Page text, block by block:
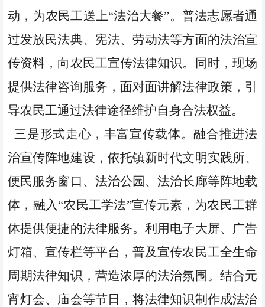
动，为农民工送上“法治大餐”。普法志愿者通
过发放民法典、宪法、劳动法等方面的法治宣
传资料，向农民工宣传法律知识。同时，现场
提供法律咨询服务，面对面讲解法律政策，引
导农民工通过法律途径维护自身合法权益。
三是形式走心，丰富宣传载体。融合推进法
治宣传阵地建设，依托镇新时代文明实践所、
便民服务窗口、法治公园、法治长廊等阵地载
体，融入“农民工学法”宣传元素，为农民工群
体提供便捷的法律服务。利用电子大屏、广告
灯箱、宣传栏等平台，普及宣传农民工全生命
周期法律知识，营造浓厚的法治氛围。结合元
宵灯会、庙会等节日，将法律知识制作成法治